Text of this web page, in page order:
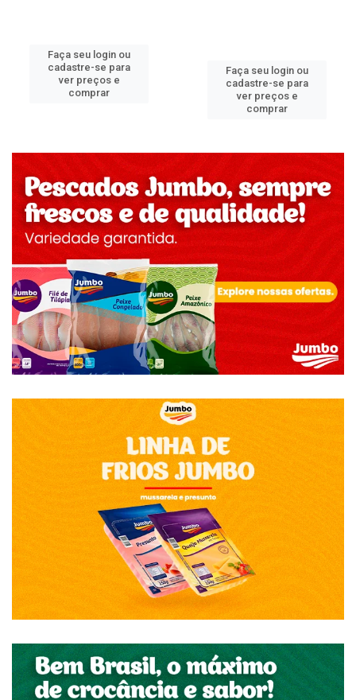
Faça seu login ou
cadastre-se para
ver preços e
comprar
Faça seu login ou
cadastre-se para
ver preços e
comprar